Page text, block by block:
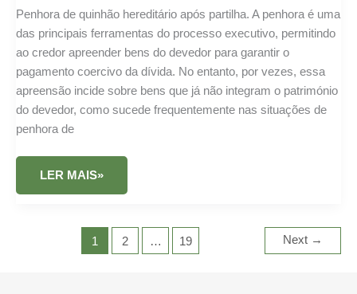
Penhora de quinhão hereditário após partilha. A penhora é uma
das principais ferramentas do processo executivo, permitindo
ao credor apreender bens do devedor para garantir o
pagamento coercivo da dívida. No entanto, por vezes, essa
apreensão incide sobre bens que já não integram o património
do devedor, como sucede frequentemente nas situações de
penhora de
PENHORA
QUINHÃO
PARTILHA
LER MAIS»
1 2 … 19 Next →